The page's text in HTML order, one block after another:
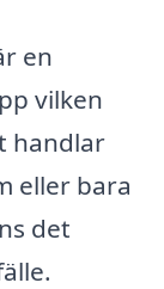
en
vilken
handlar
eller bara
det